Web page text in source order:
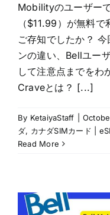
Mobilityのユーザー
（$11.99）が無料
ご存知でしたか？
ンの違い、Bellユー
して注意点までをわ
Craveとは？ [...]
By KetaiyaStaff
ダ, カナダSIMカード |
Read More